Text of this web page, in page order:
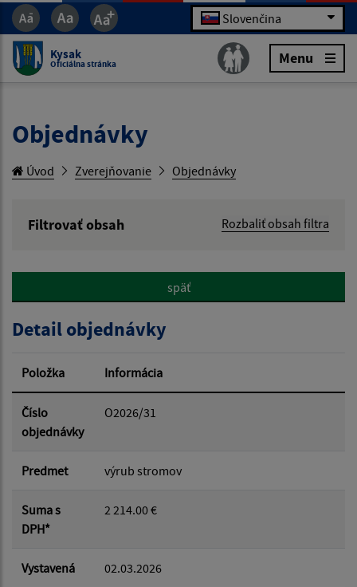
Slovenčina
Kysak
Oficiálna stránka Menu
Objednávky
Úvod Zverejňovanie Objednávky
Filtrovať obsah
Rozbaliť obsah filtra
Hľadať v:
Dátum od:
Dátum do:
Suma od:
Suma do:
späť
Detail objednávky
Položka Informácia
Číslo
objednávky
O2026/31
Predmet výrub stromov
Suma s
DPH*
2 214.00 €
Vystavená 02.03.2026